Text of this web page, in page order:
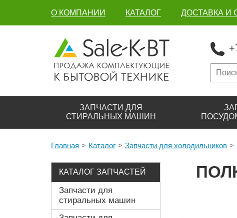
О КОМПАНИИ КАТАЛОГ ДОСТАВКА И
ЗАПЧАСТИ ДЛЯ
СТИРАЛЬНЫХ МАШИН
Главная Каталог Запчасти для холодильников
КАТАЛОГ ЗАПЧАСТЕЙ
Запчасти для
стиральных машин